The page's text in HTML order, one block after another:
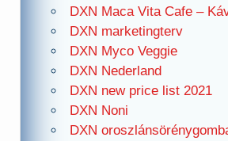
DXN Maca Vita Cafe –
DXN marketingterv
DXN Myco Veggie
DXN Nederland
DXN new price list 2021
DXN Noni
DXN